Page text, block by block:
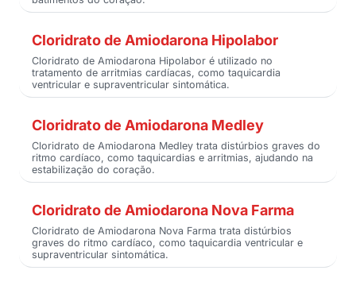
Cloridrato de Amiodarona Hipolabor
Cloridrato de Amiodarona Hipolabor é utilizado no
tratamento de arritmias cardíacas, como taquicardia
ventricular e supraventricular sintomática.
Cloridrato de Amiodarona Medley
Cloridrato de Amiodarona Medley trata distúrbios graves do
ritmo cardíaco, como taquicardias e arritmias, ajudando na
estabilização do coração.
Cloridrato de Amiodarona Nova Farma
Cloridrato de Amiodarona Nova Farma trata distúrbios
graves do ritmo cardíaco, como taquicardia ventricular e
supraventricular sintomática.